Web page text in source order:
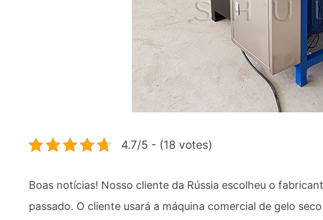
4.7/5 - (18 votes)
Boas notícias! Nosso cliente da Rússia escolheu o
passado. O cliente usará a máquina comercial de gelo